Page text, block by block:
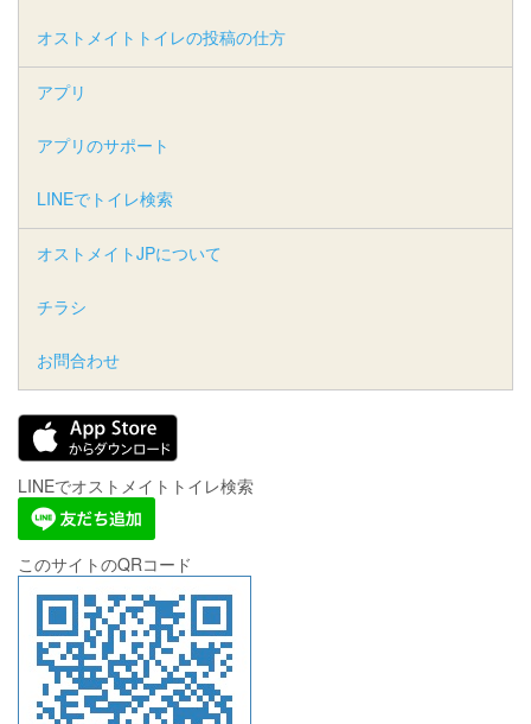
オストメイトトイレの投稿の仕方
アプリ
アプリのサポート
LINEでトイレ検索
オストメイトJPについて
チラシ
お問合わせ
LINEでオストメイトトイレ検索
このサイトのQRコード